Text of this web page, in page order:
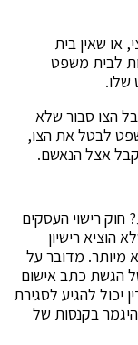
או שאין בית
לבית משפט
שלו.
הצו סבור שלא
לבטל את הצו,
חוק רישוי העסקים
הוציא רישיון
מיותר. מדובר על
הגשת כתב אישום
יכול להגיע לסגירת
בקנסות של